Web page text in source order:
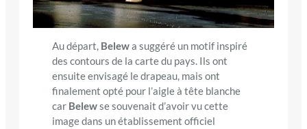
Au départ, Belewa suggéré un motif inspiré
des contours de la carte du pays. Ils ont
ensuite envisagé le drapeau, mais ont
finalement opté pour l’aigle à tête blanche
car Belewse souvenait d’avoir vu cette
image dans un établissement officiel